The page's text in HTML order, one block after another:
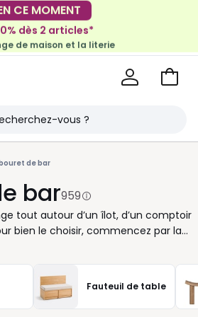
CE MOMENT
tous les 100€*
le meuble & la déco
dès 2 articles*
de maison et la literie
Voir
de bar
bar959
tout autour d’un îlot, d’un comptoir
bien le choisir, commencez par la
en général 25 à 30 cm d’écart entre
être à l’aise au quotidien. Avec ou
avec repose-pieds… chaque
Un modèle avec dossier convient bien
tandis qu’un tabouret sans dossier se
Fauteuil de table